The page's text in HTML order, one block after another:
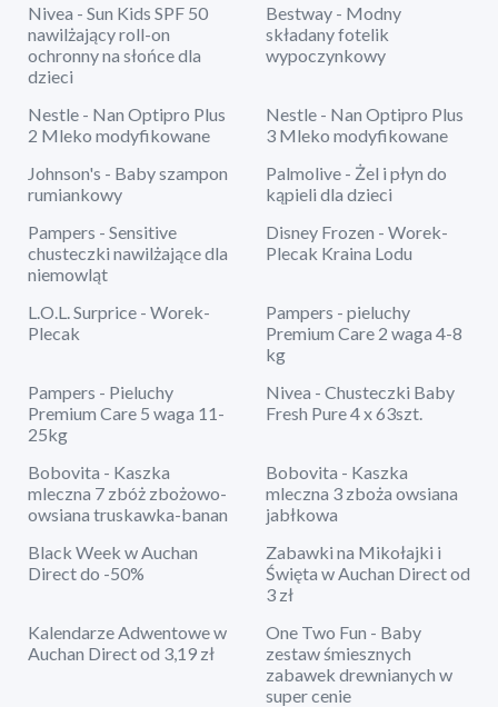
Nivea - Sun Kids SPF 50
nawilżający roll-on
ochronny na słońce dla
dzieci
Bestway - Modny
składany fotelik
wypoczynkowy
Nestle - Nan Optipro Plus
2 Mleko modyfikowane
Nestle - Nan Optipro Plus
3 Mleko modyfikowane
Johnson's - Baby szampon
rumiankowy
Palmolive - Żel i płyn do
kąpieli dla dzieci
Pampers - Sensitive
chusteczki nawilżające dla
niemowląt
Disney Frozen - Worek-
Plecak Kraina Lodu
L.O.L. Surprice - Worek-
Plecak
Pampers - pieluchy
Premium Care 2 waga 4-8
kg
Pampers - Pieluchy
Premium Care 5 waga 11-
25kg
Nivea - Chusteczki Baby
Fresh Pure 4 x 63szt.
Bobovita - Kaszka
mleczna 7 zbóż zbożowo-
owsiana truskawka-banan
Bobovita - Kaszka
mleczna 3 zboża owsiana
jabłkowa
Black Week w Auchan
Direct do -50%
Zabawki na Mikołajki i
Święta w Auchan Direct od
3 zł
Kalendarze Adwentowe w
Auchan Direct od 3,19 zł
One Two Fun - Baby
zestaw śmiesznych
zabawek drewnianych w
super cenie